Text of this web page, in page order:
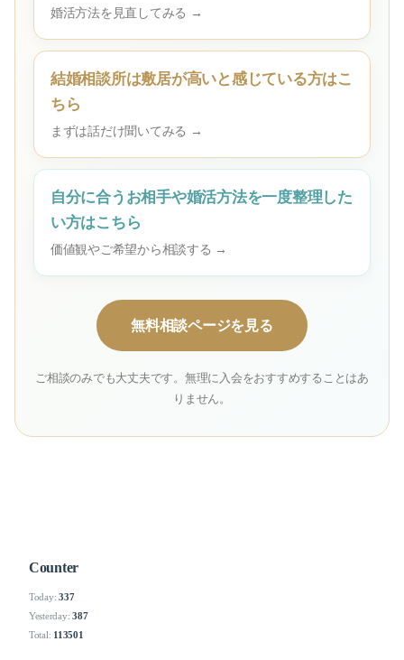
婚活方法を見直してみる →
結婚相談所は敷居が高いと感じている方はこ
ちら
まずは話だけ聞いてみる →
自分に合うお相手や婚活方法を一度整理した
い方はこちら
価値観やご希望から相談する →
無料相談ページを見る
ご相談のみでも大丈夫です。無理に入会をおすすめすることはあ
りません。
Counter
Today:337
Yesterday:387
Total: 113501